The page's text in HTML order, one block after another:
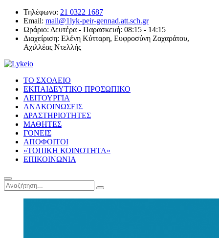
Τηλέφωνο: 21 0322 1687
Email: mail@1lyk-peir-gennad.att.sch.gr
Ωράριο: Δευτέρα - Παρασκευή: 08:15 - 14:15
Διαχείριση: Ελένη Κύτταρη, Ευφροσύνη Ζαχαράτου,
Αχιλλέας Ντελλής
ΤΟ ΣΧΟΛΕΙΟ
ΕΚΠΑΙΔΕΥΤΙΚΟ ΠΡΟΣΩΠΙΚΟ
ΛΕΙΤΟΥΡΓΙΑ
ΑΝΑΚΟΙΝΩΣΕΙΣ
ΔΡΑΣΤΗΡΙΟΤΗΤΕΣ
ΜΑΘΗΤΕΣ
ΓΟΝΕΙΣ
ΑΠΟΦΟΙΤΟΙ
«ΤΟΠΙΚΗ ΚΟΙΝΟΤΗΤΑ»
ΕΠΙΚΟΙΝΩΝΙΑ